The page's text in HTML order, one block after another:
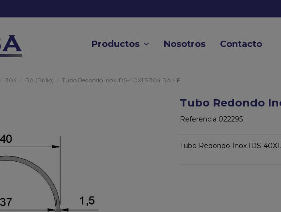
Productos Nosotros Contacto
304 BA (Brillo) Tubo Redondo Inox IDS-40X1.5 304 BA HF
Tubo Redondo
Referencia 022295
Tubo Redondo Inox IDS-